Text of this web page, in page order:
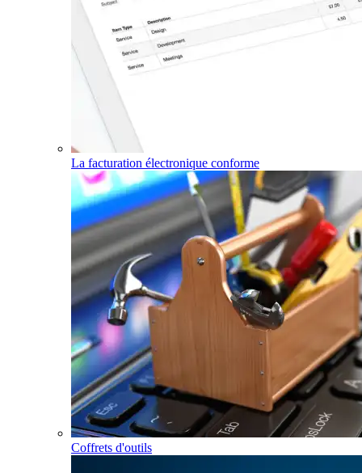
La facturation électronique conforme
Coffrets d'outils